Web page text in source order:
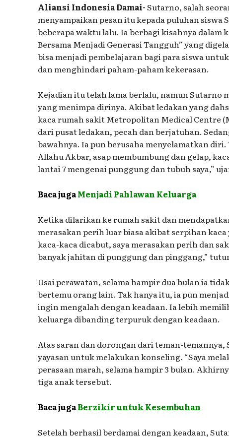
Aliansi Indonesia Damai-Sutarno, salah
menyampaikan pesan itu kepada puluhan siswa
beberapa waktu lalu. Ia berbagi kisahnya
Bersama Menjadi Generasi Tangguh” yang
bisa menjadi pembelajaran bagi para siswa
dan menghindari paham-paham kekerasan.
Kejadian itu telah lama berlalu, namun Sutarno
yang menimpa dirinya. Akibat ledakan yang
kaca rumah sakit Metropolitan Medical Centre
dari pusat ledakan, pecah dan berjatuhan.
bawahnya. Ia pun berusaha menyelamatkan
Allahu Akbar, asap membumbung dan gelap,
lantai 7 mengenai punggung dan tubuh saya,”
Baca jugaMenjadi Pahlawan Keluarga
Ketika dilarikan ke rumah sakit dan
merasakan perih luar biasa akibat serpihan
kaca-kaca dicabut, saya merasakan perih dan
banyak jahitan di punggung dan pinggang,”
Usai perawatan, selama hampir dua bulan ia
bertemu orang lain. Tak hanya itu, ia pun
ingin mengalah dengan keadaan. Ia lebih
keluarga dibanding terpuruk dengan keadaan.
Atas saran dan dorongan dari teman-
yayasan untuk melakukan konseling. “Saya
perasaan marah, selama hampir 3 bulan.
tiga anak tersebut.
Baca jugaBerzikir untuk Kesembuhan
Setelah berhasil berdamai dengan keadaan,